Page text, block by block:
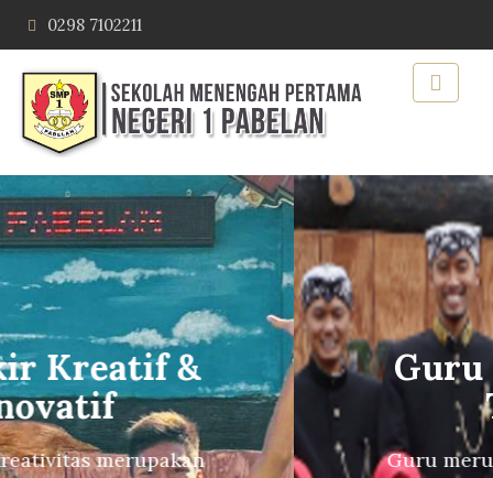
0298 7102211
Guru Berkualitas
Tinggi
Guru merupakan faktor penting